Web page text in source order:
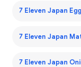
7 Eleven Japan
7 Eleven Japan
7 Eleven Japan